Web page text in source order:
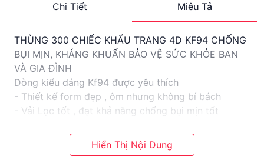
Chi Tiết Miêu Tả
THÙNG 300 CHIẾC KHẨU TRANG 4D KF94 CHỐNG
BỤI MỊN, KHÁNG KHUẨN BẢO VỆ SỨC KHỎE BAN
VÀ GIA ĐÌNH
Dòng kiểu dáng Kf94 được yêu thích
- Thiết kế form đẹp , ôm nhưng không bí bách
- Vải Lọc tốt , đạt khả năng chống bụi mịn tốt
trong an toàn sạch sẽ.
- Hạn chế lem son, cực kì dễ thở.